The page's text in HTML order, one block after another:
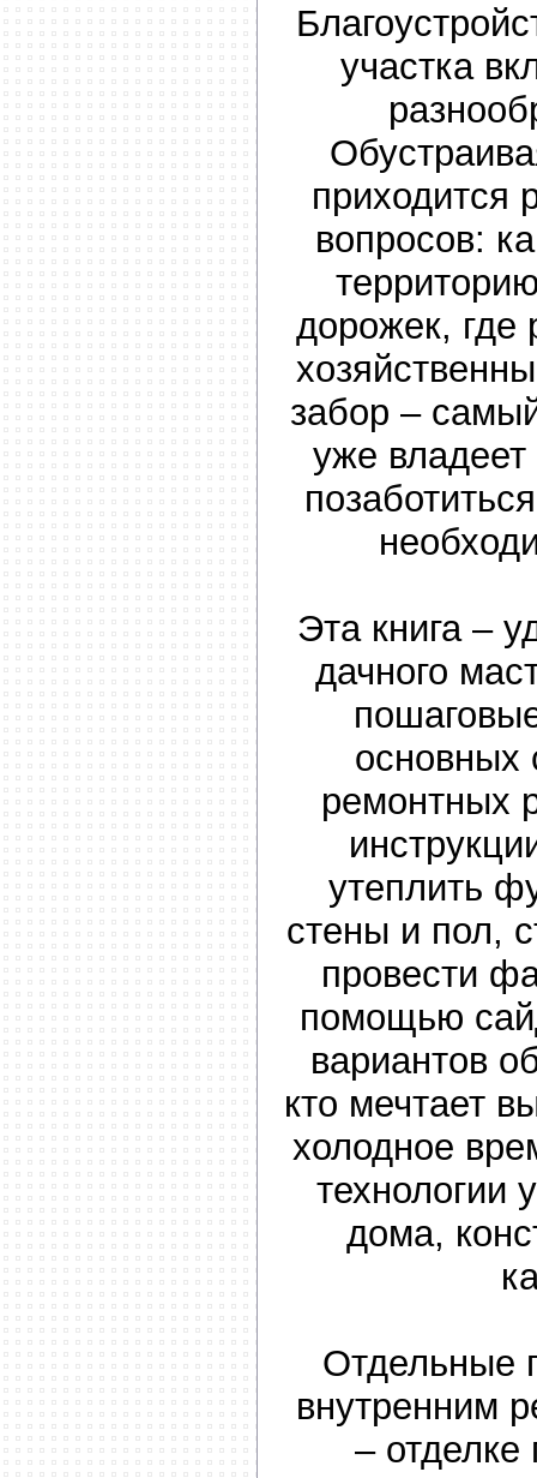
участка
приходится
вопросов:
дорожек, где
забор –
уже
Эта книга –
дачного
основных
ремонтных
утеплить
стены и пол,
провести
помощью
вариантов
кто мечтает
холодное
технологии
дома,
Отдельные
внутренним
– отделке